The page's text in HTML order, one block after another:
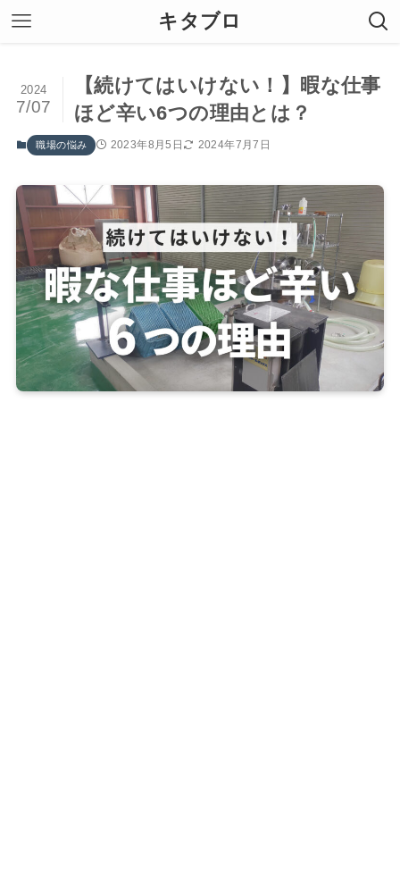
キタブロ
【続けてはいけない！】暇な仕事
ほど辛い6つの理由とは？
2024
7/07
職場の悩み 2023年8月5日 2024年7月7日